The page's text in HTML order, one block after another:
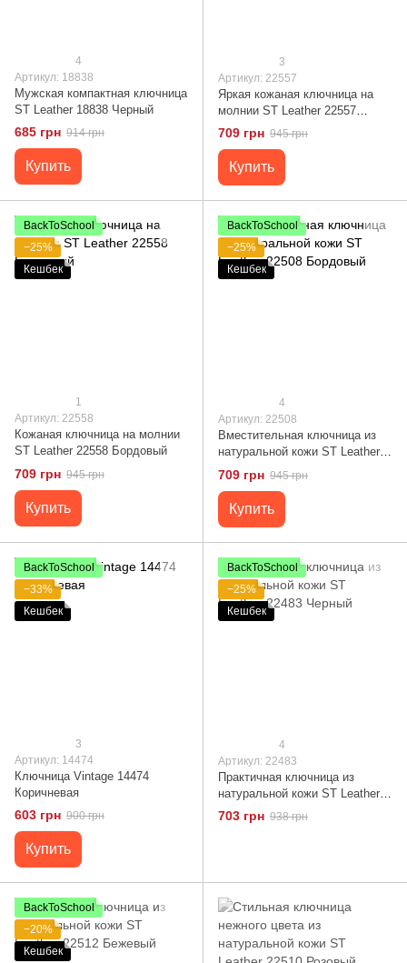
4
Артикул: 18838
Мужская компактная ключница
ST Leather 18838 Черный
685 грн 914 грн
Купить
3
Артикул: 22557
Яркая кожаная ключница на
молнии ST Leather 22557
Красный
709 грн 945 грн
Купить
BackToSchool
−25%
Кешбек
1
Артикул: 22558
Кожаная ключница на молнии
ST Leather 22558 Бордовый
709 грн 945 грн
Купить
BackToSchool
−25%
Кешбек
4
Артикул: 22508
Вместительная ключница из
натуральной кожи ST Leather
22508 Бордовый
709 грн 945 грн
Купить
BackToSchool
−33%
Кешбек
3
Артикул: 14474
Ключница Vintage 14474
Коричневая
603 грн 900 грн
Купить
BackToSchool
−25%
Кешбек
4
Артикул: 22483
Практичная ключница из
натуральной кожи ST Leather
22483 Черный
703 грн 938 грн
BackToSchool
−20%
Кешбек